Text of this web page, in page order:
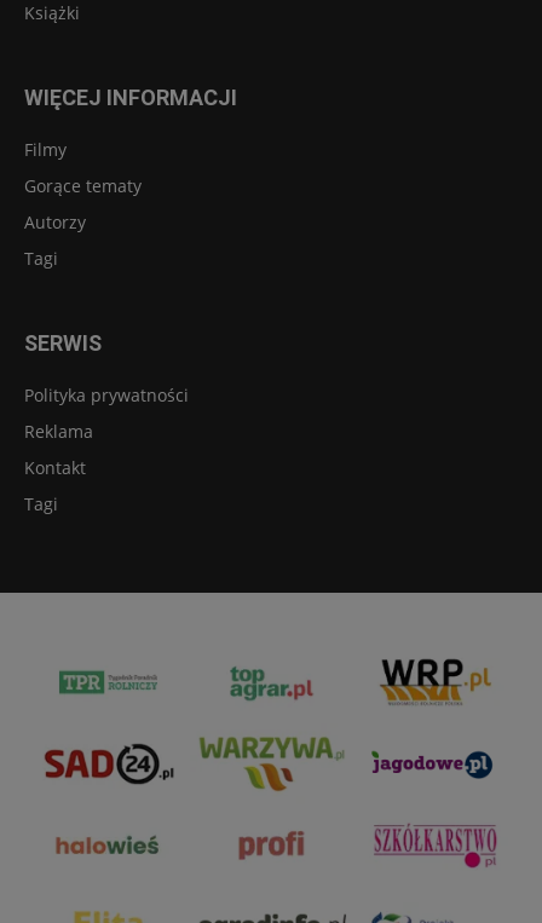
Książki
WIĘCEJ INFORMACJI
Filmy
Gorące tematy
Autorzy
Tagi
SERWIS
Polityka prywatności
Reklama
Kontakt
Tagi